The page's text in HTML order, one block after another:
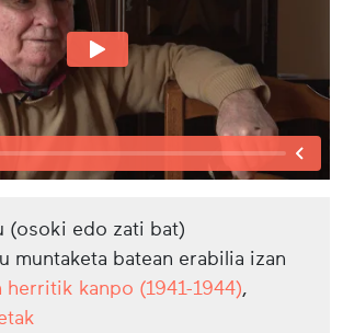
(osoki edo zati bat)
muntaketa batean erabilia izan
herritik kanpo (1941-1944),